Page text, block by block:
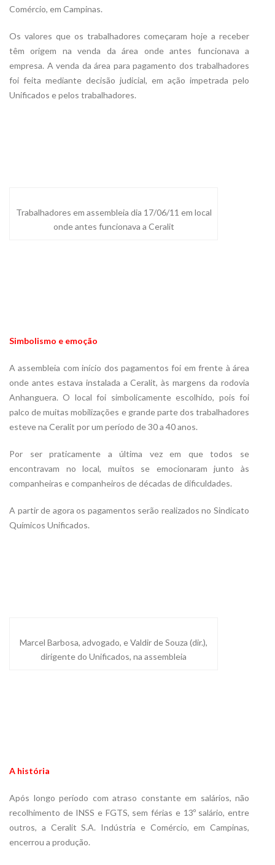
Comércio, em Campinas.
Os valores que os trabalhadores começaram hoje a receber
têm origem na venda da área onde antes funcionava a
empresa. A venda da área para pagamento dos trabalhadores
foi feita mediante decisão judicial, em ação impetrada pelo
Unificados e pelos trabalhadores.
Trabalhadores em assembleia dia 17/06/11 em local
onde antes funcionava a Ceralit
Simbolismo e emoção
A assembleia com início dos pagamentos foi em frente à área
onde antes estava instalada a Ceralit, às margens da rodovia
Anhanguera. O local foi simbolicamente escolhido, pois foi
palco de muitas mobilizações e grande parte dos trabalhadores
esteve na Ceralit por um período de 30 a 40 anos.
Por ser praticamente a última vez em que todos se
encontravam no local, muitos se emocionaram junto às
companheiras e companheiros de décadas de dificuldades.
A partir de agora os pagamentos serão realizados no Sindicato
Químicos Unificados.
Marcel Barbosa, advogado, e Valdir de Souza (dir.),
dirigente do Unificados, na assembleia
A história
Após longo período com atraso constante em salários, não
recolhimento de INSS e FGTS, sem férias e 13º salário, entre
outros, a Ceralit S.A. Indústria e Comércio, em Campinas,
encerrou a produção.